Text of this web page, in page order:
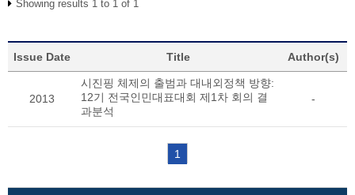
Showing results 1 to 1 of 1
Issue Date Title Author(s)
2013
시진핑 체제의 출범과 대내외정책 방향:
12기 전국인민대표대회 제1차 회의 결
과분석
-
1